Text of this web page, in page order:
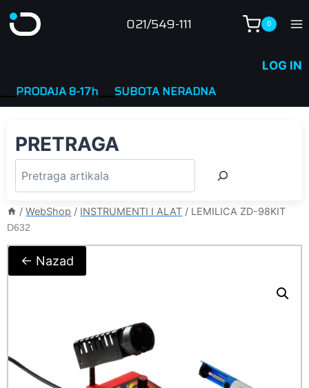
to
021/549-111 0
LOG IN
8-17h____SUBOTA NERADNA
PRETRAGA
/ WebShop / INSTRUMENTI I ALAT / LEMILICA ZD-98KIT
D632
← Nazad